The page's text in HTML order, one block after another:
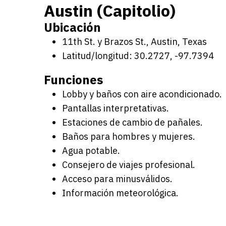
Austin (Capitolio)
Ubicación
11th St. y Brazos St., Austin, Texas
Latitud/longitud: 30.2727, -97.7394
Funciones
Lobby y baños con aire acondicionado.
Pantallas interpretativas.
Estaciones de cambio de pañales.
Baños para hombres y mujeres.
Agua potable.
Consejero de viajes profesional.
Acceso para minusválidos.
Información meteorológica.